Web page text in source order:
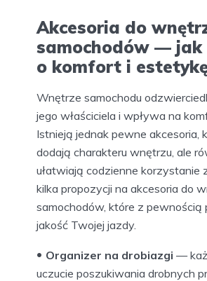
Akcesoria do
samochodów — jak
o komfort i
Wnętrze samochodu
jego właściciela i wpływa na
Istnieją jednak pewne akcesoria,
dodają charakteru wnętrzu, ale
ułatwiają codzienne korzystanie
kilka propozycji na akcesoria do
samochodów, które z pewnością
jakość Twojej jazdy.
Organizer na drobiazgi —
uczucie poszukiwania drobnych